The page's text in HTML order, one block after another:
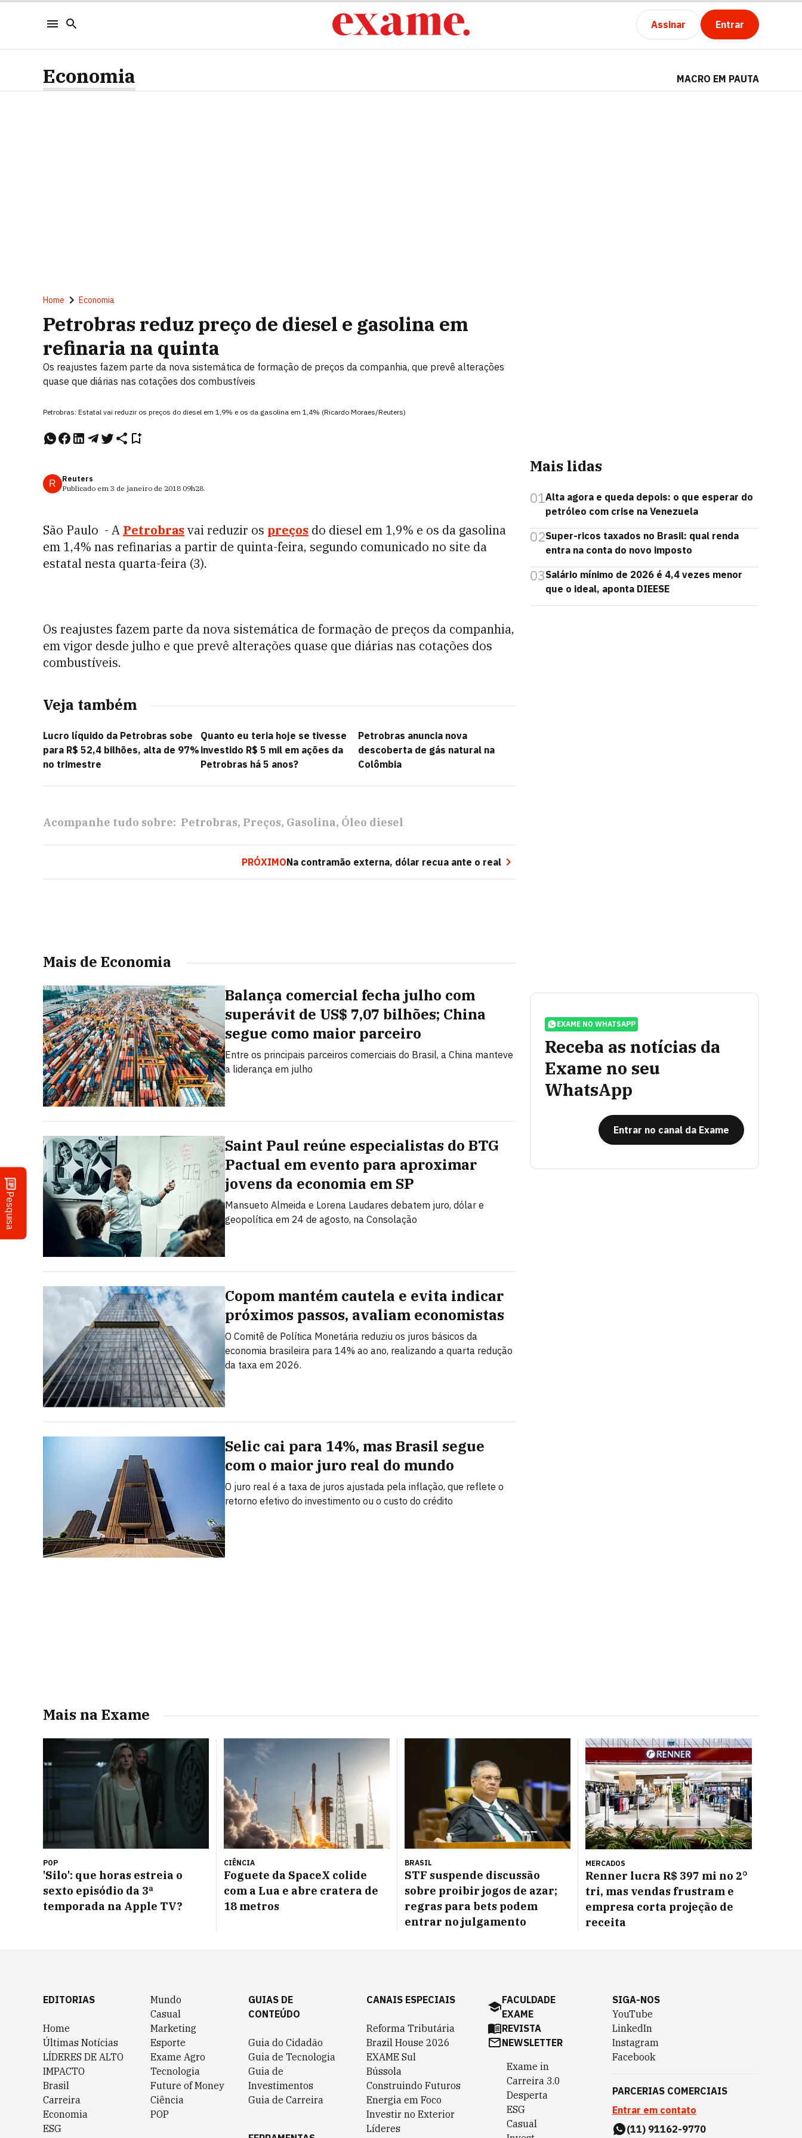
Assinar Entrar
Pesquisa
Economia MACRO EM PAUTA
Home Economia
Petrobras reduz preço de diesel e gasolina em
refinaria na quinta
Os reajustes fazem parte da nova sistemática de formação de preços da companhia, que prevê alterações
quase que diárias nas cotações dos combustíveis
Petrobras: Estatal vai reduzir os preços do diesel em 1,9% e os da gasolina em 1,4% (Ricardo Moraes/Reuters)
R
Reuters
Publicado em 3 de janeiro de 2018 09h28.
São Paulo - A Petrobrasvai reduzir os preços do diesel em 1,9% e os da gasolina
em 1,4% nas refinarias a partir de quinta-feira, segundo comunicado no site da
estatal nesta quarta-feira (3).
Os reajustes fazem parte da nova sistemática de formação de preços da companhia,
em vigor desde julho e que prevê alterações quase que diárias nas cotações dos
combustíveis.
Veja também
Lucro líquido da Petrobras sobe
para R$ 52,4 bilhões, alta de 97%
no trimestre
Quanto eu teria hoje se tivesse
investido R$ 5 mil em ações da
Petrobras há 5 anos?
Petrobras anuncia nova
descoberta de gás natural na
Colômbia
Acompanhe tudo sobre: Petrobras Preços Gasolina Óleo diesel
PRÓXIMONa contramão externa, dólar recua ante o real
Mais de Economia
Balança comercial fecha julho com
superávit de US$ 7,07 bilhões; China
segue como maior parceiro
Entre os principais parceiros comerciais do Brasil, a China manteve
a liderança em julho
Saint Paul reúne especialistas do BTG
Pactual em evento para aproximar
jovens da economia em SP
Mansueto Almeida e Lorena Laudares debatem juro, dólar e
geopolítica em 24 de agosto, na Consolação
Copom mantém cautela e evita indicar
próximos passos, avaliam economistas
O Comitê de Política Monetária reduziu os juros básicos da
economia brasileira para 14% ao ano, realizando a quarta redução
da taxa em 2026.
Selic cai para 14%, mas Brasil segue
com o maior juro real do mundo
O juro real é a taxa de juros ajustada pela inflação, que reflete o
retorno efetivo do investimento ou o custo do crédito
Mais lidas
01Alta agora e queda depois: o que esperar do
petróleo com crise na Venezuela
02Super-ricos taxados no Brasil: qual renda
entra na conta do novo imposto
03Salário mínimo de 2026 é 4,4 vezes menor
que o ideal, aponta DIEESE
EXAME NO WHATSAPP
Receba as notícias da
Exame no seu
WhatsApp
Entrar no canal da Exame
Mais na Exame
POP
'Silo': que horas estreia o
sexto episódio da 3ª
temporada na Apple TV?
CIÊNCIA
Foguete da SpaceX colide
com a Lua e abre cratera de
18 metros
BRASIL
STF suspende discussão
sobre proibir jogos de azar;
regras para bets podem
entrar no julgamento
MERCADOS
Renner lucra R$ 397 mi no 2°
tri, mas vendas frustram e
empresa corta projeção de
receita
EDITORIAS
Home
Últimas Notícias
LÍDERES DE ALTO
IMPACTO
Brasil
Carreira
Economia
ESG
Mundo
Casual
Marketing
Esporte
Exame Agro
Tecnologia
Future of Money
Ciência
POP
GUIAS DE
CONTEÚDO
Guia do Cidadão
Guia de Tecnologia
Guia de
Investimentos
Guia de Carreira
CANAIS ESPECIAIS
Reforma Tributária
Brazil House 2026
EXAME Sul
Bússola
Construindo Futuros
Energia em Foco
Investir no Exterior
Líderes
FACULDADE
EXAME
REVISTA
NEWSLETTER
Exame in
Carreira 3.0
Desperta
ESG
Casual
SIGA-NOS
YouTube
LinkedIn
Instagram
Facebook
PARCERIAS COMERCIAIS
Entrar em contato
(11) 91162-9770